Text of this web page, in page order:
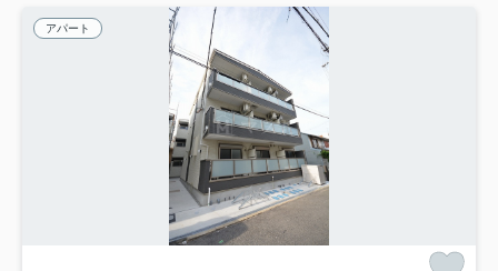
アパート